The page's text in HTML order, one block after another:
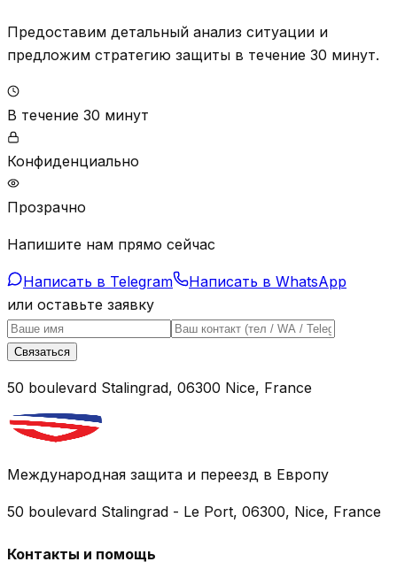
Предоставим детальный анализ ситуации и
предложим стратегию защиты в течение 30 минут.
В течение 30 минут
Конфиденциально
Прозрачно
Напишите нам прямо сейчас
Написать в Telegram
Написать в WhatsApp
или оставьте заявку
Связаться
50 boulevard Stalingrad, 06300 Nice, France
Международная защита и переезд в Европу
50 boulevard Stalingrad - Le Port, 06300, Nice, France
Контакты и помощь